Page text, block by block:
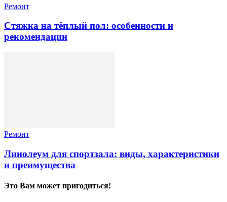
Ремонт
Стяжка на тёплый пол: особенности и
рекомендации
Ремонт
Линолеум для спортзала: виды, характеристики
и преимущества
Это Вам может пригодиться!